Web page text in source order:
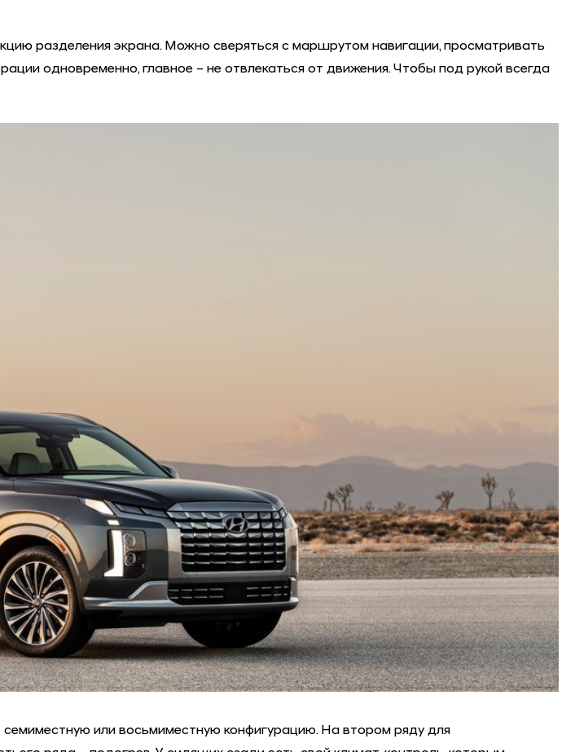
разделения экрана. Можно сверяться с маршрутом навигации, просматривать
одновременно, главное – не отвлекаться от движения. Чтобы под рукой всегда
или восьмиместную конфигурацию. На втором ряду для